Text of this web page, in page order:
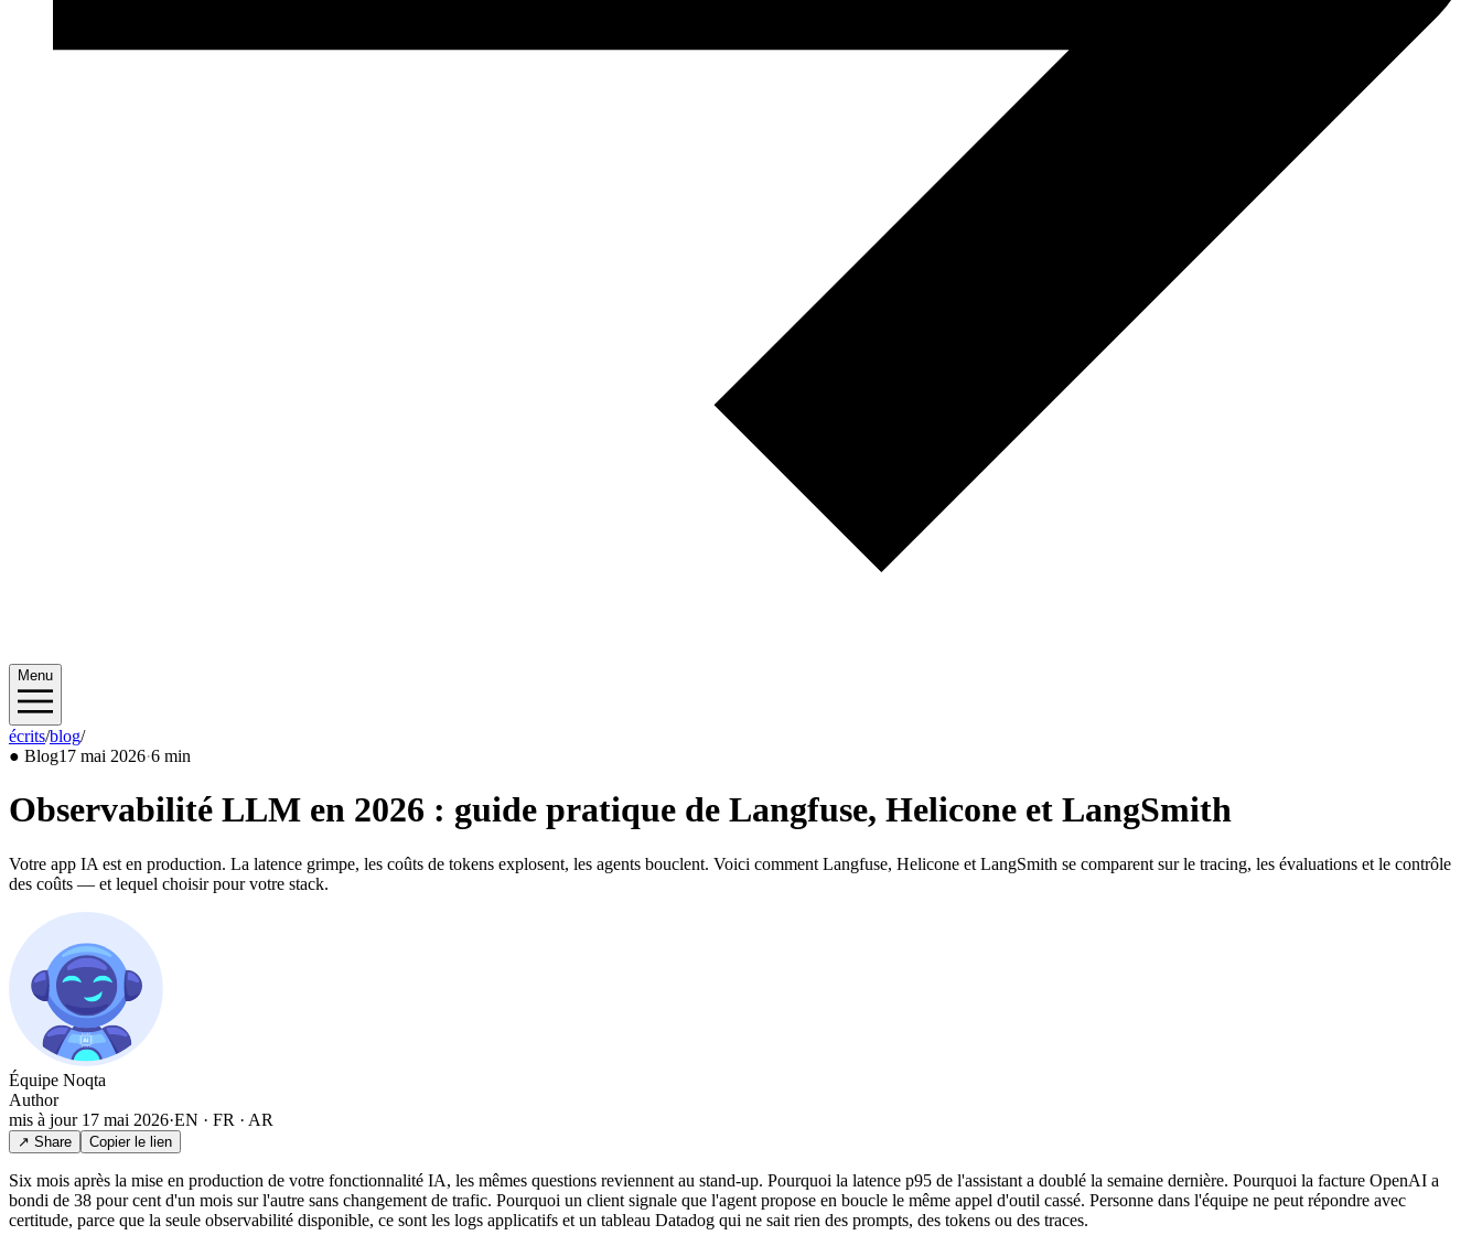
Menu
écrits/blog/2026/05
● Blog17 mai 2026·6 min
Observabilité LLM en 2026 : guide pratique de Langfuse, Helicone et LangSmith
Votre app IA est en production. La latence grimpe, les coûts de tokens explosent, les agents bouclent. Voici comment Langfuse, Helicone et LangSmith se comparent sur le tracing, les évaluations et le contrôle
des coûts — et lequel choisir pour votre stack.
Équipe Noqta
Author
mis à jour 17 mai 2026·EN · FR · AR
↗ Share Copier le lien
Six mois après la mise en production de votre fonctionnalité IA, les mêmes questions reviennent au stand-up. Pourquoi la latence p95 de l'assistant a doublé la semaine dernière. Pourquoi la facture OpenAI a
bondi de 38 pour cent d'un mois sur l'autre sans changement de trafic. Pourquoi un client signale que l'agent propose en boucle le même appel d'outil cassé. Personne dans l'équipe ne peut répondre avec
certitude, parce que la seule observabilité disponible, ce sont les logs applicatifs et un tableau Datadog qui ne sait rien des prompts, des tokens ou des traces.